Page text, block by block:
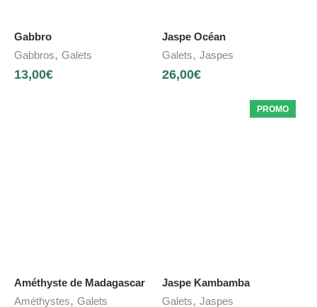
Gabbro
Gabbros, Galets
13,00€
Jaspe Océan
Galets, Jaspes
26,00€
Améthyste de Madagascar
Améthystes, Galets
PROMO
Jaspe Kambamba
Galets, Jaspes